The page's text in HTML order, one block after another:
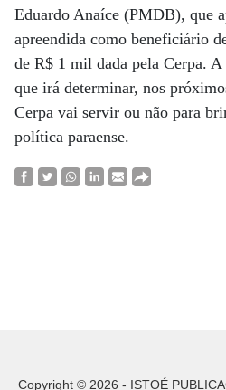
Eduardo Anaíce (PMDB), que
apreendida como beneficiário
de R$ 1 mil dada pela Cerpa. A
que irá determinar, nos
Cerpa vai servir ou não para
política paraense.
Copyright © 2026 - ISTOÉ